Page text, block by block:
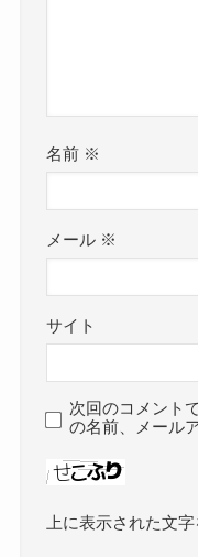
名前 ※
メール ※
サイト
次回のコメント
の名前、メール
上に表示された文